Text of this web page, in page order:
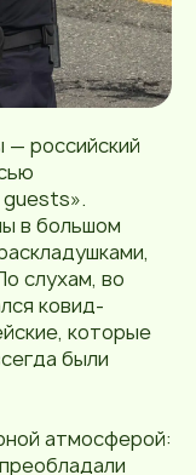
российский
guests».
в большом
слухам, во
ковид-
которые
были
атмосферой: